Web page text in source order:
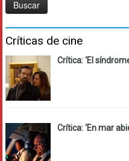
Críticas de cine
Crítica: ‘El
Crítica: ‘En mar